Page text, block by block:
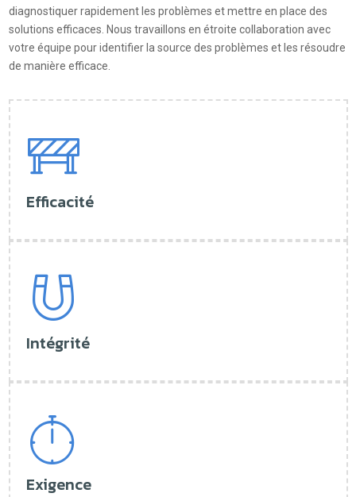
diagnostiquer rapidement les problèmes et mettre en place des
solutions efficaces. Nous travaillons en étroite collaboration avec
votre équipe pour identifier la source des problèmes et les résoudre
de manière efficace.
Efficacité
Intégrité
Exigence